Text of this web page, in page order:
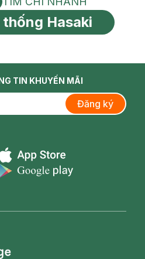
Tìm chi nhánh
thống Hasaki
TIN KHUYẾN MÃI
Đăng ký
icon